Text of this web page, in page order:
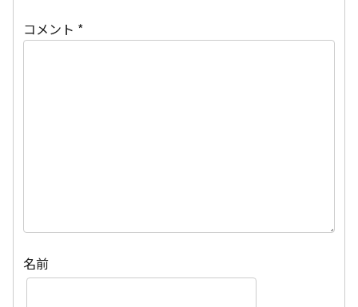
コメント *
名前